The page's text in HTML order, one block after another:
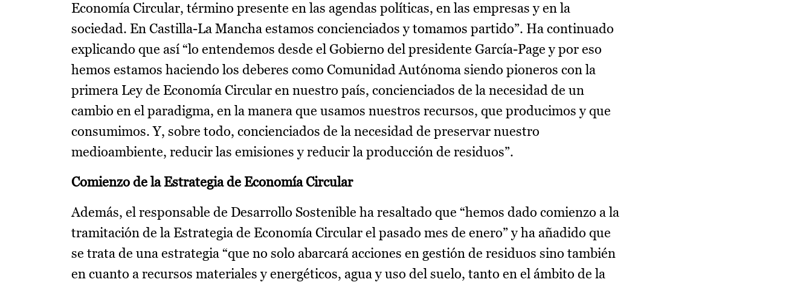
Economía Circular, término presente en las agendas políticas, en las empresas y en la
sociedad. En Castilla-La Mancha estamos concienciados y tomamos partido”. Ha continuado
explicando que así “lo entendemos desde el Gobierno del presidente García-Page y por eso
hemos estamos haciendo los deberes como Comunidad Autónoma siendo pioneros con la
primera Ley de Economía Circular en nuestro país, concienciados de la necesidad de un
cambio en el paradigma, en la manera que usamos nuestros recursos, que producimos y que
consumimos. Y, sobre todo, concienciados de la necesidad de preservar nuestro
medioambiente, reducir las emisiones y reducir la producción de residuos”.
Comienzo de la Estrategia de Economía Circular
Además, el responsable de Desarrollo Sostenible ha resaltado que “hemos dado comienzo a la
tramitación de la Estrategia de Economía Circular el pasado mes de enero” y ha añadido que
se trata de una estrategia “que no solo abarcará acciones en gestión de residuos sino también
en cuanto a recursos materiales y energéticos, agua y uso del suelo, tanto en el ámbito de la